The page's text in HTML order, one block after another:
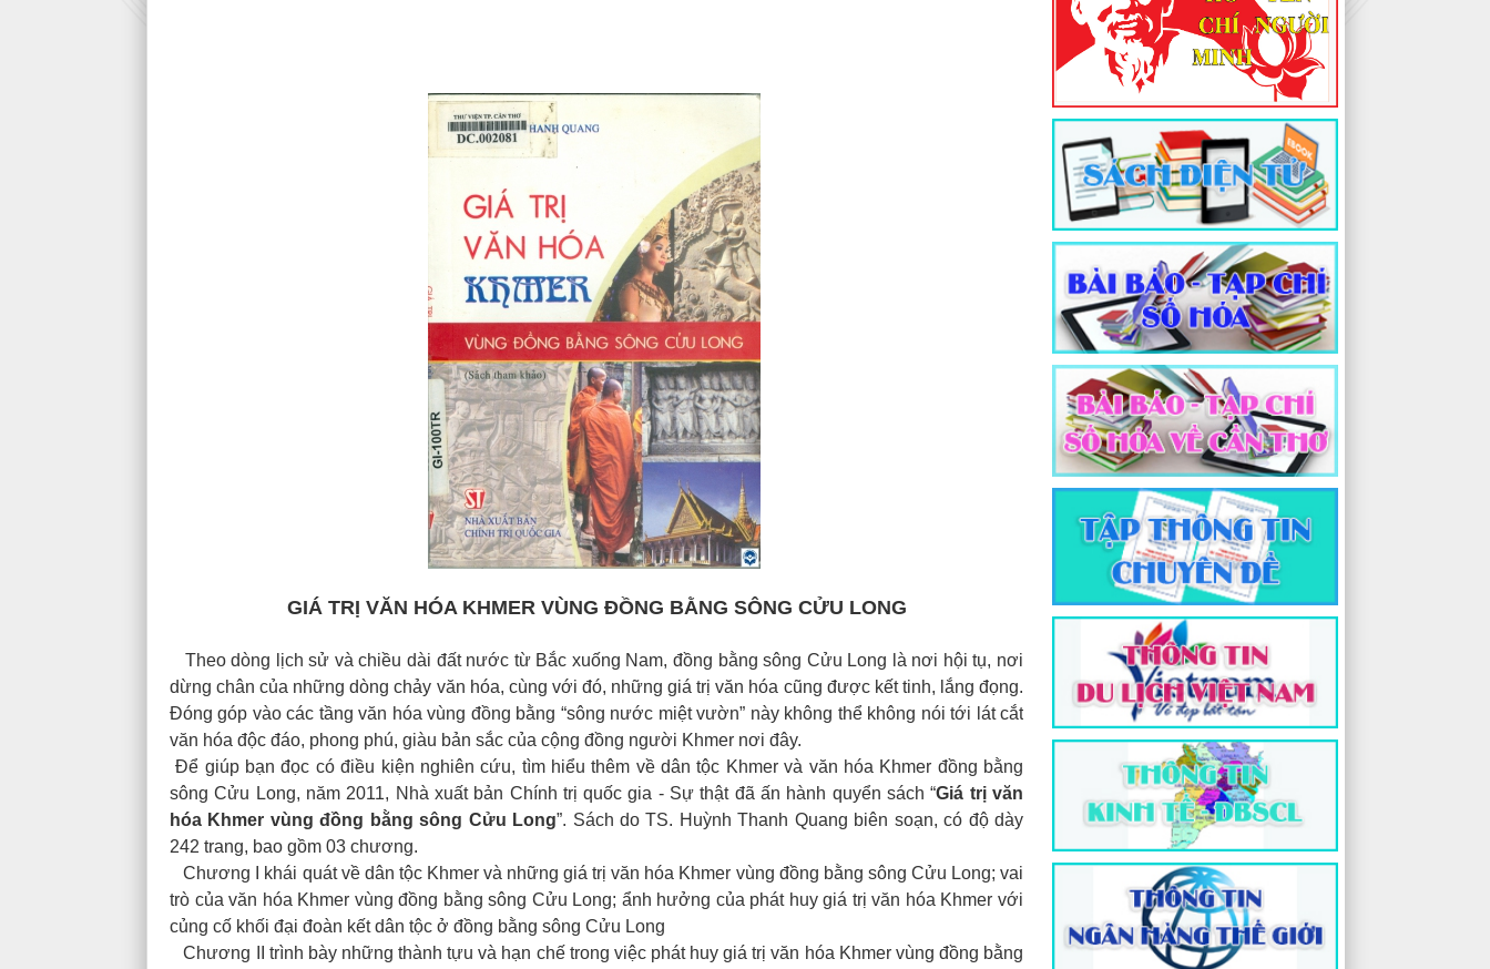
GIÁ TRỊ VĂN HÓA KHMER VÙNG ĐỒNG BẰNG SÔNG CỬU LONG
Theo dòng lịch sử và chiều dài đất nước từ Bắc xuống Nam, đồng bằng sông Cửu Long là nơi hội tụ, nơi
dừng chân của những dòng chảy văn hóa, cùng với đó, những giá trị văn hóa cũng được kết tinh, lắng đọng.
Đóng góp vào các tầng văn hóa vùng đồng bằng “sông nước miệt vườn” này không thể không nói tới lát cắt
văn hóa độc đáo, phong phú, giàu bản sắc của cộng đồng người Khmer nơi đây.
Để giúp bạn đọc có điều kiện nghiên cứu, tìm hiểu thêm về dân tộc Khmer và văn hóa Khmer đồng bằng
sông Cửu Long, năm 2011, Nhà xuất bản Chính trị quốc gia - Sự thật đã ấn hành quyển sách “Giá trị văn
hóa Khmer vùng đồng bằng sông Cửu Long”. Sách do TS. Huỳnh Thanh Quang biên soạn, có độ dày
242 trang, bao gồm 03 chương.
Chương I khái quát về dân tộc Khmer và những giá trị văn hóa Khmer vùng đồng bằng sông Cửu Long; vai
trò của văn hóa Khmer vùng đồng bằng sông Cửu Long; ẩnh hưởng của phát huy giá trị văn hóa Khmer với
củng cố khối đại đoàn kết dân tộc ở đồng bằng sông Cửu Long
Chương II trình bày những thành tựu và hạn chế trong việc phát huy giá trị văn hóa Khmer vùng đồng bằng